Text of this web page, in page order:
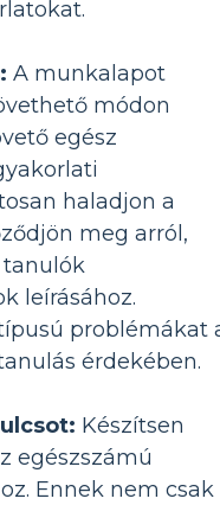
A munkalapot
módon
egész
haladjon a
meg arról,
tanulók
leírásához.
problémákat
érdekében.
Készítsen
egészszámú
Ennek nem csak